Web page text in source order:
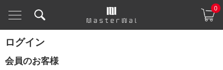
0
ログイン
会員のお客様